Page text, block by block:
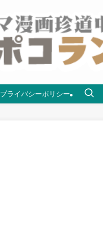
プライバシーポリシー